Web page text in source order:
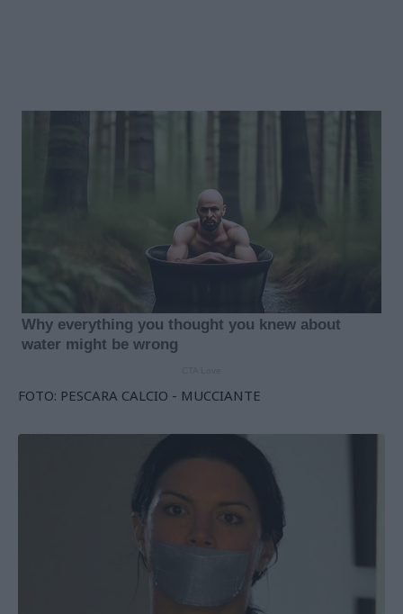
FOTO: PESCARA CALCIO - MUCCIANTE